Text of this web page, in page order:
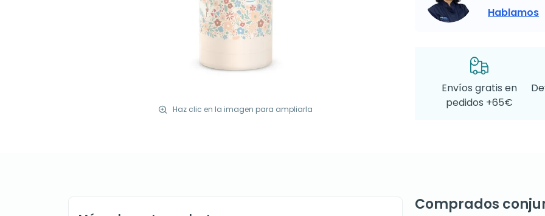
Haz clic en la imagen para ampliarla
Hablamos
Envíos gratis en
pedidos +65€
Comprados